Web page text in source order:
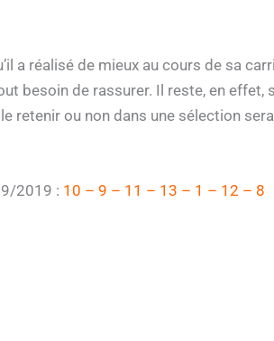
a réalisé de mieux au cours de sa
besoin de rassurer. Il reste, en effet,
retenir ou non dans une sélection
2019 : 10 – 9 – 11 – 13 – 1 – 12 – 8